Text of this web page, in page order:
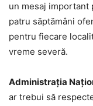
un mesaj important
patru săptămâni
pentru fiecare
vreme severă.
Administrația
ar trebui să